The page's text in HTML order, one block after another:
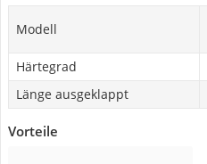
Modell
Härtegrad
Länge ausgeklappt
Vorteile